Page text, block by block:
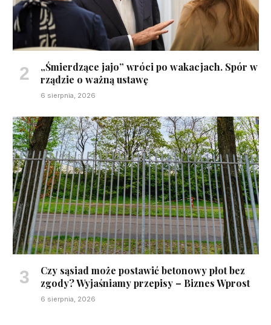
„Śmierdzące jajo” wróci po wakacjach. Spór w
rządzie o ważną ustawę
6 sierpnia, 2026
Czy sąsiad może postawić betonowy płot bez
zgody? Wyjaśniamy przepisy – Biznes Wprost
6 sierpnia, 2026